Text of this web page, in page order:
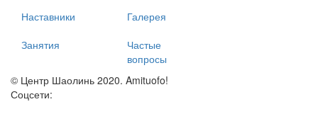
Наставники
Занятия
Галерея
Частые
вопросы
© Центр Шаолинь 2020. Amituofo!
Соцсети: